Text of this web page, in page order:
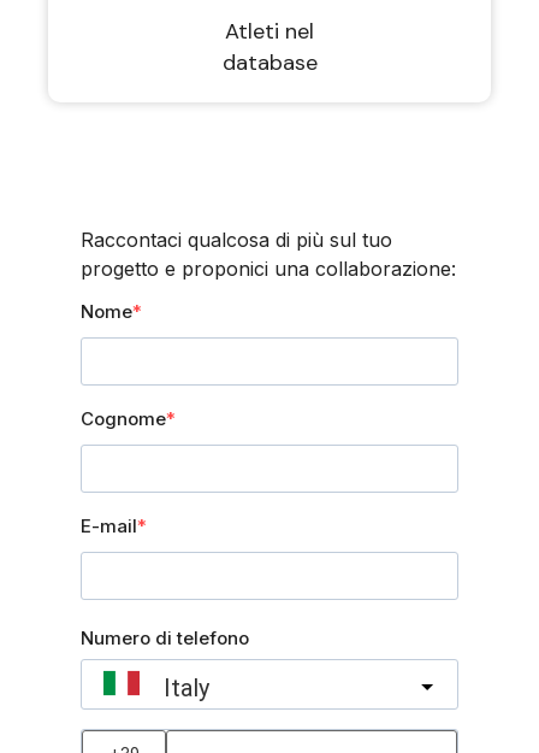
Atleti nel
database
Raccontaci qualcosa di più sul tuo
progetto e proponici una collaborazione:
Nome
Cognome
E-mail
Numero di telefono
Italy